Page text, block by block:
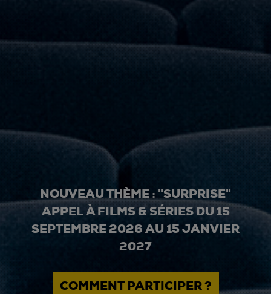
NOUVEAU THÈME : "SURPRISE"
APPEL À FILMS & SÉRIES DU 15
SEPTEMBRE 2026 AU 15 JANVIER
2027
COMMENT PARTICIPER ?